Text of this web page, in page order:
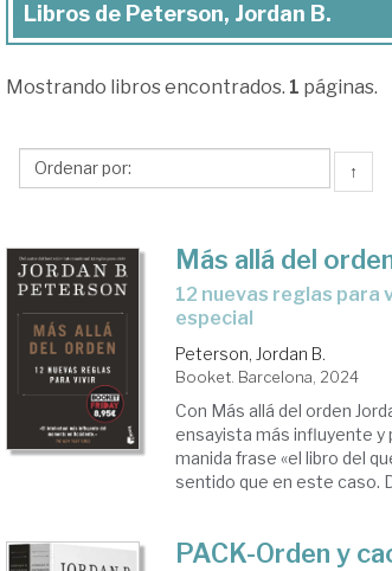
Libros
Peterson,
Libros de Peterson, Jordan B.
Mostrando libros encontrados. 1 páginas.
↑
Más allá del
12 nuevas reglas para vivir. Edición limitada a precio
especial
Peterson, Jordan B.
Booket. Barcelona, 2024
Con Más allá del orden
ensayista más influyente
manida frase «el libro del
sentido que en este caso.
PACK-Orden y